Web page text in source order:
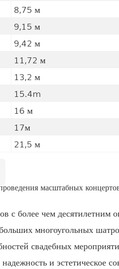
8,75 м
9,15 м
9,42 м
11,72 м
13,2 м
15.4m
16 м
17м
21,5 м
масштабных
с более чем
многоугольных
свадебных
и эстетическое